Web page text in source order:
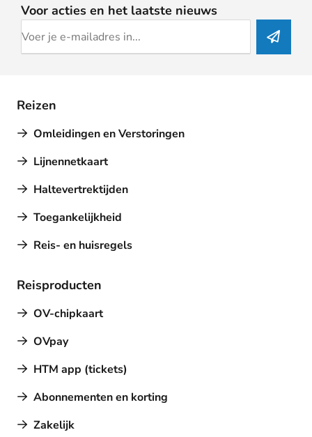
Voor acties en het laatste nieuws
Reizen
Omleidingen en Verstoringen
Lijnennetkaart
Haltevertrektijden
Toegankelijkheid
Reis- en huisregels
Reisproducten
OV-chipkaart
OVpay
HTM app (tickets)
Abonnementen en korting
Zakelijk